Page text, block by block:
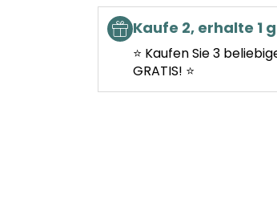
Kaufe 2, erhalte 1
⭐ Kaufen Sie 3
GRATIS! ⭐